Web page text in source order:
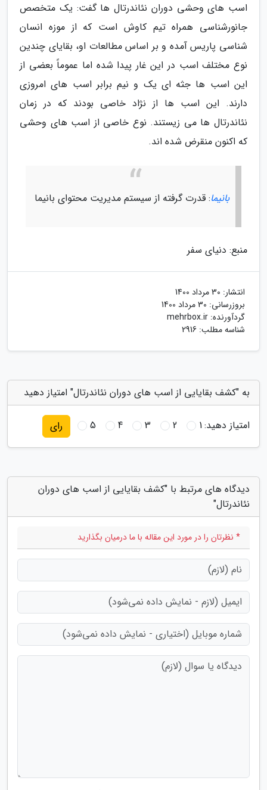
اسب های وحشی دوران نئاندرتال ها گفت: یک متخصص
جانورشناسی همراه تیم کاوش است که از موزه انسان
شناسی پاریس آمده و بر اساس مطالعات او، بقایای چندین
نوع مختلف اسب در این غار پیدا شده اما عموماً بعضی از
این اسب ها جثه ای یک و نیم برابر اسب های امروزی
دارند. این اسب ها از نژاد خاصی بودند که در زمان
نئاندرتال ها می زیستند. نوع خاصی از اسب های وحشی
که اکنون منقرض شده اند.
بانیما: قدرت گرفته از سیستم مدیریت محتوای بانیما
منبع: دنیای سفر
انتشار: 30 مرداد 1400
بروزرسانی: 30 مرداد 1400
گردآورنده: mehrbox.ir
شناسه مطلب: 2916
به "کشف بقایایی از اسب های دوران نئاندرتال" امتیاز دهید
امتیاز دهید:1
2
3
4
5 رای
دیدگاه های مرتبط با "کشف بقایایی از اسب های دوران
نئاندرتال"
* نظرتان را در مورد این مقاله با ما درمیان بگذارید